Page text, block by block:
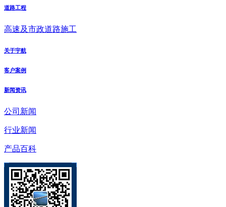
道路工程
高速及市政道路施工
关于宇航
客户案例
新闻资讯
公司新闻
行业新闻
产品百科